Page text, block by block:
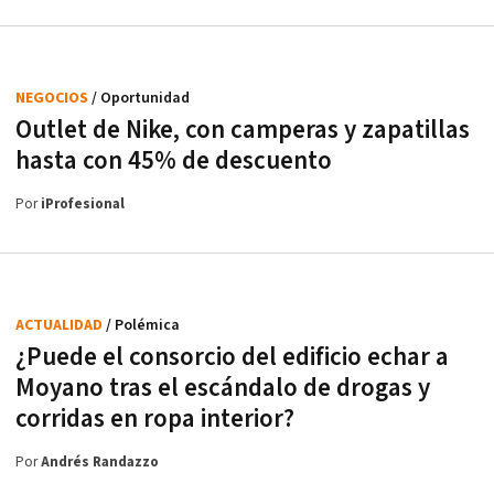
Outlet de Nike, con camperas y zapatillas
hasta con 45% de descuento
NEGOCIOS / Oportunidad
PoriProfesional
¿Puede el consorcio del edificio echar a
Moyano tras el escándalo de drogas y
corridas en ropa interior?
ACTUALIDAD / Polémica
PorAndrés Randazzo